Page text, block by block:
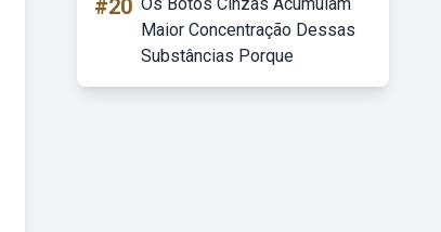
#20
Maior Concentração Dessas
Substâncias Porque